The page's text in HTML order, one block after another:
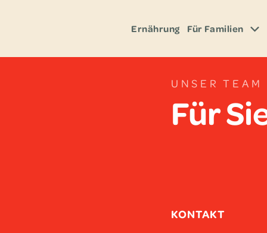
Ernäh­rung Für Fami­lien
UNSER TEAM
Für
KONTAKT